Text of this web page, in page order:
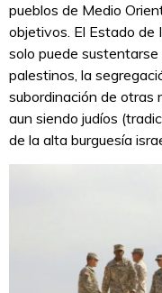
pueblos de Medio
objetivos. El Estado de
solo puede
palestinos, la
subordinación de otras
aun siendo judíos
de la alta burguesía